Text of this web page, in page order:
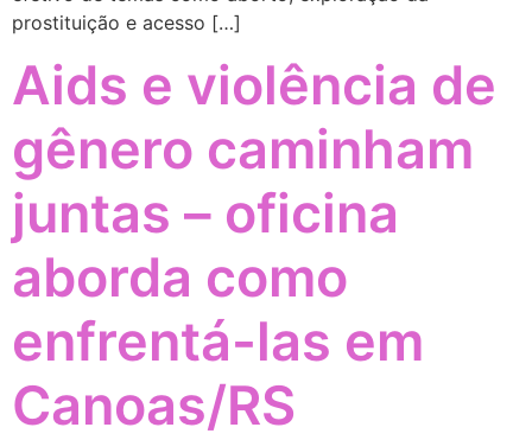
prostituição e acesso […]
Aids e violência de
gênero caminham
juntas – oficina
aborda como
enfrentá-las em
Canoas/RS